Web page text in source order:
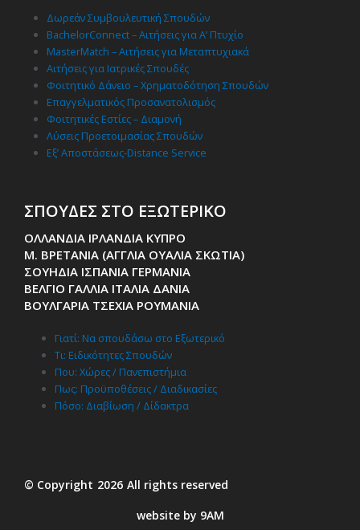
Δωρεάν Συμβουλευτική Σπουδών
BachelorConnect – Αιτήσεις για Α’ Πτυχίο
MasterMatch – Αιτήσεις για Μεταπτυχιακά
Αιτήσεις για Ιατρικές Σπουδές
Φοιτητικό Δάνειο – Χρηματοδότηση Σπουδών
Επαγγελματικός Προσανατολισμός
Φοιτητικές Εστίες – Διαμονή
Λύσεις Προετοιμασίας Σπουδών
Εξ’ Αποστάσεως-Distance Service
ΣΠΟΥΔΕΣ ΣΤΟ ΕΞΩΤΕΡΙΚΟ
ΟΛΛΑΝΔΙΑ ΙΡΛΑΝΔΙΑ ΚΥΠΡΟ
Μ. ΒΡΕΤΑΝΙΑ (ΑΓΓΛΙΑ ΟΥΑΛΙΑ ΣΚΩΤΙΑ)
ΣΟΥΗΔΙΑ ΙΣΠΑΝΙΑ ΓΕΡΜΑΝΙΑ
ΒΕΛΓΙΟ ΓΑΛΛΙΑ ΙΤΑΛΙΑ ΔΑΝΙΑ
ΒΟΥΛΓΑΡΙΑ ΤΣΕΧΙΑ ΡΟΥΜΑΝΙΑ
Γιατί: Nα σπουδάσω στο Εξωτερικό
Τι: Ειδικότητες Σπουδών
Που: Χώρες / Πανεπιστήμια
Πως: Προϋποθέσεις / Διαδικασίες
Πόσο: Διαβίωση / Δίδακτρα
© Copyright 2026 All rights reserved
website by 9AM